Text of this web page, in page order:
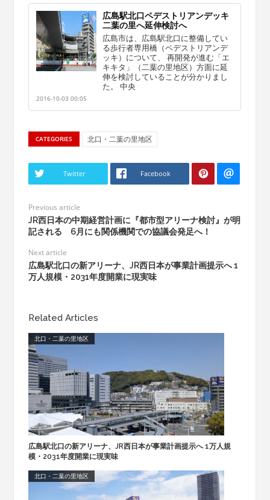
広島駅北口ペデストリアンデッキ
二葉の里へ延伸検討へ
広島市は、広島駅北口に整備してい
る歩行者専用橋（ペデストリアンデ
ッキ）について、 再開発が進む「エ
キキタ」（二葉の里地区）方面に延
伸を検討していることが分かりまし
た。 中央
2016-10-03 00:05
CATEGORIES 北口・二葉の里地区
Twitter Facebook
Previous article
JR西日本の中期経営計画に『都市型アリーナ検討』が明
記される 6月にも関係機関での協議会発足へ！
Next article
広島駅北口の新アリーナ、JR西日本が事業計画提示へ 1
万人規模・2031年度開業に現実味
Related Articles
北口・二葉の里地区
広島駅北口の新アリーナ、JR西日本が事業計画提示へ 1万人規
模・2031年度開業に現実味
北口・二葉の里地区